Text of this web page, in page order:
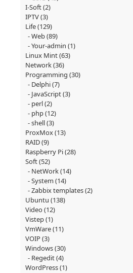
I-Soft(2)
IPTV(3)
Life(129)
Web(89)
Your-admin (1)
Linux Mint(63)
Network(36)
Programming (30)
Delphi(7)
JavaScript(3)
perl(2)
php(12)
shell(3)
ProxMox(13)
RAID(9)
Raspberry Pi(28)
Soft(52)
NetWork(14)
System (14)
Zabbix templates(2)
Ubuntu (138)
Video(12)
Vistep(1)
VmWare(11)
VOIP(3)
Windows(30)
Regedit(4)
WordPress(1)